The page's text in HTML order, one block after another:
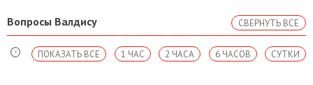
Вопросы Валдису СВЕРНУТЬ ВСЕ
СУТКИ
6 ЧАСОВ
2 ЧАСА
1 ЧАС
ПОКАЗАТЬ ВСЕ